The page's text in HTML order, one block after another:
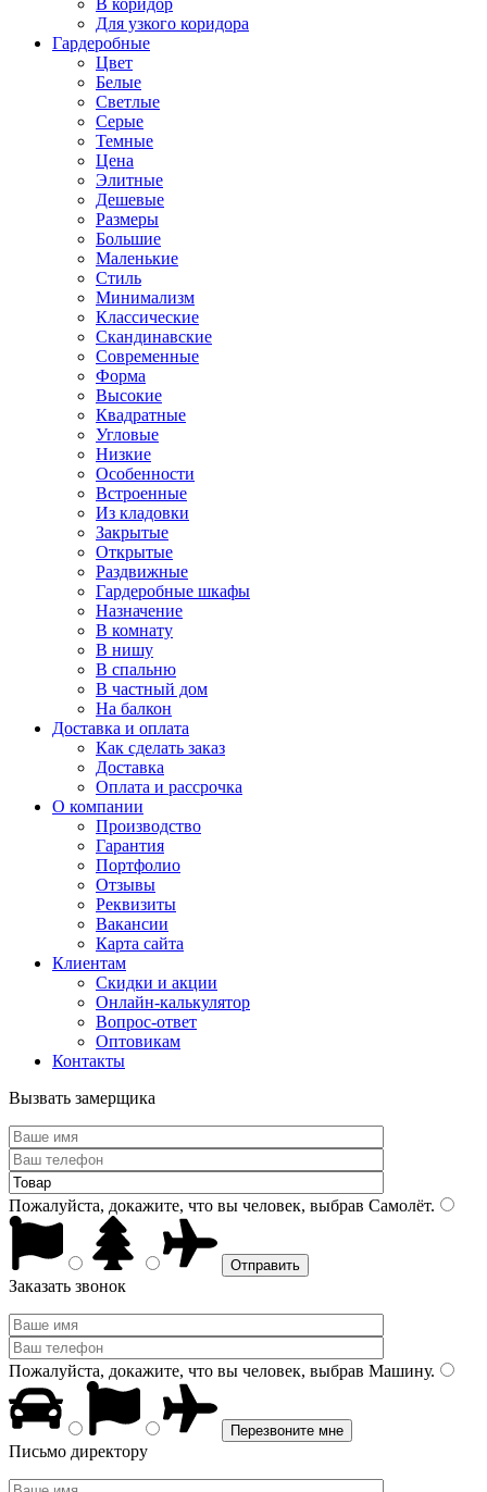
В коридор
Для узкого коридора
Гардеробные
Цвет
Белые
Светлые
Серые
Темные
Цена
Элитные
Дешевые
Размеры
Большие
Маленькие
Стиль
Минимализм
Классические
Скандинавские
Современные
Форма
Высокие
Квадратные
Угловые
Низкие
Особенности
Встроенные
Из кладовки
Закрытые
Открытые
Раздвижные
Гардеробные шкафы
Назначение
В комнату
В нишу
В спальню
В частный дом
На балкон
Доставка и оплата
Как сделать заказ
Доставка
Оплата и рассрочка
О компании
Производство
Гарантия
Портфолио
Отзывы
Реквизиты
Вакансии
Карта сайта
Клиентам
Скидки и акции
Онлайн-калькулятор
Вопрос-ответ
Оптовикам
Контакты
Вызвать замерщика
Пожалуйста, докажите, что вы человек, выбрав Самолёт.
Заказать звонок
Пожалуйста, докажите, что вы человек, выбрав Машину.
Письмо директору